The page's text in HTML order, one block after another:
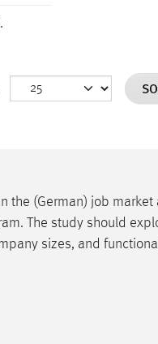
the (German) job market
The study should
sizes, and